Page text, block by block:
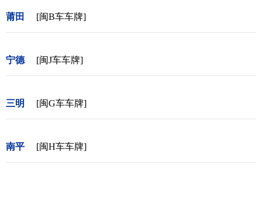
莆田 [闽B车车牌]
宁德 [闽J车车牌]
三明 [闽G车车牌]
南平 [闽H车车牌]